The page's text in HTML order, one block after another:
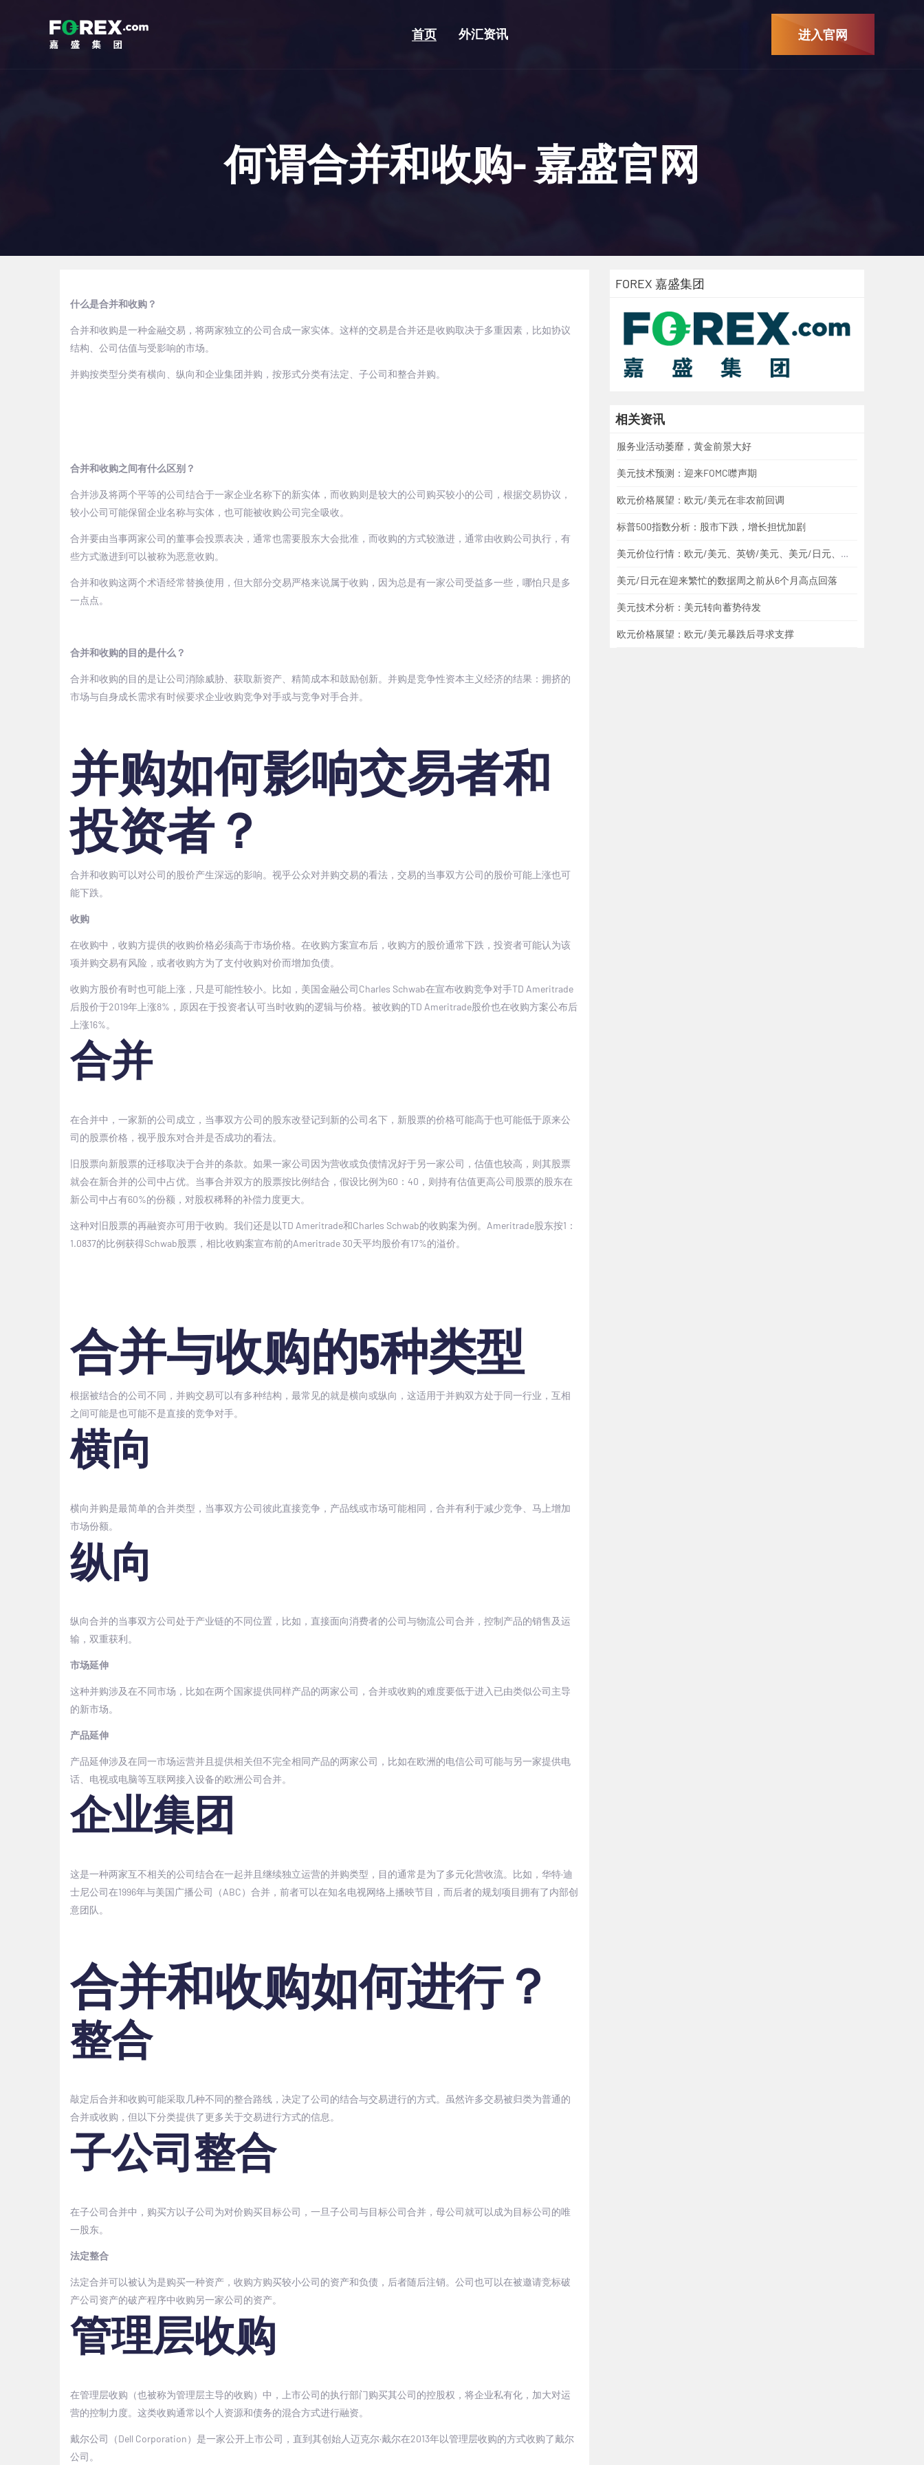
首页 外汇资讯 进入官网
何谓合并和收购- 嘉盛官网
什么是合并和收购？
合并和收购是一种金融交易，将两家独立的公司合成一家实体。这样的交易是合并还是收购取决于多重因素，比如协议
结构、公司估值与受影响的市场。
并购按类型分类有横向、纵向和企业集团并购，按形式分类有法定、子公司和整合并购。
合并和收购之间有什么区别？
合并涉及将两个平等的公司结合于一家企业名称下的新实体，而收购则是较大的公司购买较小的公司，根据交易协议，
较小公司可能保留企业名称与实体，也可能被收购公司完全吸收。
合并要由当事两家公司的董事会投票表决，通常也需要股东大会批准，而收购的方式较激进，通常由收购公司执行，有
些方式激进到可以被称为恶意收购。
合并和收购这两个术语经常替换使用，但大部分交易严格来说属于收购，因为总是有一家公司受益多一些，哪怕只是多
一点点。
合并和收购的目的是什么？
合并和收购的目的是让公司消除威胁、获取新资产、精简成本和鼓励创新。并购是竞争性资本主义经济的结果：拥挤的
市场与自身成长需求有时候要求企业收购竞争对手或与竞争对手合并。
并购如何影响交易者和
投资者？
合并和收购可以对公司的股价产生深远的影响。视乎公众对并购交易的看法，交易的当事双方公司的股价可能上涨也可
能下跌。
收购
在收购中，收购方提供的收购价格必须高于市场价格。在收购方案宣布后，收购方的股价通常下跌，投资者可能认为该
项并购交易有风险，或者收购方为了支付收购对价而增加负债。
收购方股价有时也可能上涨，只是可能性较小。比如，美国金融公司Charles Schwab在宣布收购竞争对手TD Ameritrade
后股价于2019年上涨8% ，原因在于投资者认可当时收购的逻辑与价格。被收购的TD Ameritrade股价也在收购方案公布后
上涨16%。
合并
在合并中，一家新的公司成立，当事双方公司的股东改登记到新的公司名下，新股票的价格可能高于也可能低于原来公
司的股票价格，视乎股东对合并是否成功的看法。
旧股票向新股票的迁移取决于合并的条款。如果一家公司因为营收或负债情况好于另一家公司，估值也较高，则其股票
就会在新合并的公司中占优。当事合并双方的股票按比例结合，假设比例为60 ： 40 ，则持有估值更高公司股票的股东在
新公司中占有60%的份额，对股权稀释的补偿力度更大。
这种对旧股票的再融资亦可用于收购。我们还是以TD Ameritrade和Charles Schwab的收购案为例。 Ameritrade股东按1 ：
1.0837的比例获得Schwab股票，相比收购案宣布前的Ameritrade 30天平均股价有17%的溢价。
合并与收购的5种类型
根据被结合的公司不同，并购交易可以有多种结构，最常见的就是横向或纵向，这适用于并购双方处于同一行业，互相
之间可能是也可能不是直接的竞争对手。
横向
横向并购是最简单的合并类型，当事双方公司彼此直接竞争，产品线或市场可能相同，合并有利于减少竞争、马上增加
市场份额。
纵向
纵向合并的当事双方公司处于产业链的不同位置，比如，直接面向消费者的公司与物流公司合并，控制产品的销售及运
输，双重获利。
市场延伸
这种并购涉及在不同市场，比如在两个国家提供同样产品的两家公司，合并或收购的难度要低于进入已由类似公司主导
的新市场。
产品延伸
产品延伸涉及在同一市场运营并且提供相关但不完全相同产品的两家公司，比如在欧洲的电信公司可能与另一家提供电
话、电视或电脑等互联网接入设备的欧洲公司合并。
企业集团
这是一种两家互不相关的公司结合在一起并且继续独立运营的并购类型，目的通常是为了多元化营收流。比如，华特·迪
士尼公司在1996年与美国广播公司（ABC）合并，前者可以在知名电视网络上播映节目，而后者的规划项目拥有了内部创
意团队。
合并和收购如何进行？
整合
敲定后合并和收购可能采取几种不同的整合路线，决定了公司的结合与交易进行的方式。虽然许多交易被归类为普通的
合并或收购，但以下分类提供了更多关于交易进行方式的信息。
子公司整合
在子公司合并中，购买方以子公司为对价购买目标公司，一旦子公司与目标公司合并，母公司就可以成为目标公司的唯
一股东。
法定整合
法定合并可以被认为是购买一种资产，收购方购买较小公司的资产和负债，后者随后注销。公司也可以在被邀请竞标破
产公司资产的破产程序中收购另一家公司的资产。
管理层收购
在管理层收购（也被称为管理层主导的收购）中，上市公司的执行部门购买其公司的控股权，将企业私有化，加大对运
营的控制力度。这类收购通常以个人资源和债务的混合方式进行融资。
戴尔公司（Dell Corporation）是一家公开上市公司，直到其创始人迈克尔·戴尔在2013年以管理层收购的方式收购了戴尔
公司。
FOREX 嘉盛集团
相关资讯
服务业活动萎靡，黄金前景大好
美元技术预测：迎来FOMC噤声期
欧元价格展望：欧元/美元在非农前回调
标普500指数分析：股市下跌，增长担忧加剧
美元价位行情：欧元/美元、英镑/美元、美元/日元、美元/加元、黄金
美元/日元在迎来繁忙的数据周之前从6个月高点回落
美元技术分析：美元转向蓄势待发
欧元价格展望：欧元/美元暴跌后寻求支撑